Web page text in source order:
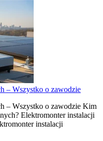
– Wszystko o zawodzie
– Wszystko o zawodzie Kim
Elektromonter instalacji
instalacji